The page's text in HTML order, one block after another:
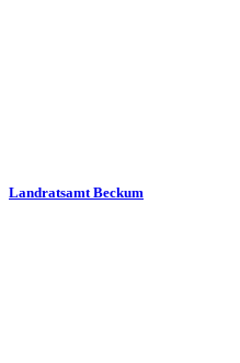
Landratsamt Beckum